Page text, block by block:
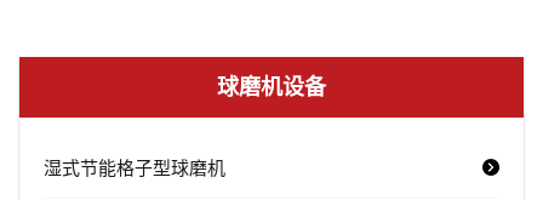
球磨机设备
湿式节能格子型球磨机